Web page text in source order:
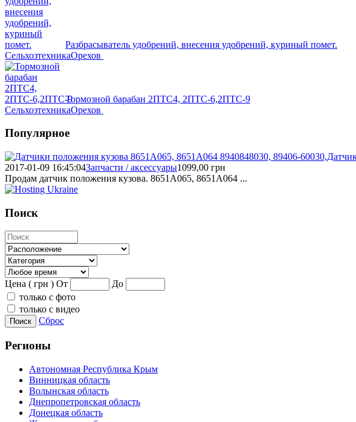
Разбрасыватель удобрений, внесения удобрений, куриный помет.
СельхозтехникаОрехов
Тормозной барабан 2ПТС4, 2ПТС-6,2ПТС-9
СельхозтехникаОрехов
Популярное
2017-01-09 16:45:04Запчасти / аксессуары1099,00 грн
Продам датчик положения кузова. 8651A065, 8651A064 ...
Поиск
Цена ( грн ) От
До
только с фото
только с видео
Поиск Сброс
Регионы
Автономная Республика Крым
Винницкая область
Волынская область
Днепропетровская область
Донецкая область